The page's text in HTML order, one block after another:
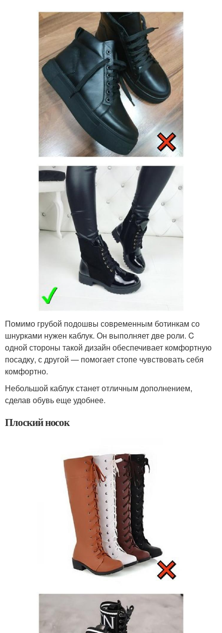
Помимо грубой подошвы современным ботинкам со
шнурками нужен каблук. Он выполняет две роли. C
одной стороны такой дизайн обеспечивает комфортную
посадку, с другой — помогает стопе чувствовать себя
комфортно.
Небольшой каблук станет отличным дополнением,
сделав обувь еще удобнее.
Плоский носок